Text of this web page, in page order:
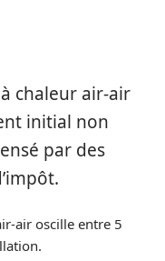
chaleur air-air
initial non
par des
air oscille entre 5